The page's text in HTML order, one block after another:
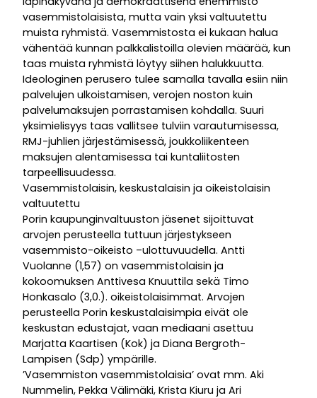
vasemmistolaisista, mutta vain yksi valtuutettu
muista ryhmistä. Vasemmistosta ei kukaan halua
vähentää kunnan palkkalistoilla olevien määrää, kun
taas muista ryhmistä löytyy siihen halukkuutta.
Ideologinen perusero tulee samalla tavalla esiin niin
palvelujen ulkoistamisen, verojen noston kuin
palvelumaksujen porrastamisen kohdalla. Suuri
yksimielisyys taas vallitsee tulviin varautumisessa,
RMJ-juhlien järjestämisessä, joukkoliikenteen
maksujen alentamisessa tai kuntaliitosten
tarpeellisuudessa.
Vasemmistolaisin, keskustalaisin ja oikeistolaisin
valtuutettu
Porin kaupunginvaltuuston jäsenet sijoittuvat
arvojen perusteella tuttuun järjestykseen
vasemmisto-oikeisto –ulottuvuudella. Antti
Vuolanne (1,57) on vasemmistolaisin ja
kokoomuksen Anttivesa Knuuttila sekä Timo
Honkasalo (3,0.). oikeistolaisimmat. Arvojen
perusteella Porin keskustalaisimpia eivät ole
keskustan edustajat, vaan mediaani asettuu
Marjatta Kaartisen (Kok) ja Diana Bergroth-
Lampisen (Sdp) ympärille.
’Vasemmiston vasemmistolaisia’ ovat mm. Aki
Nummelin, Pekka Välimäki, Krista Kiuru ja Ari